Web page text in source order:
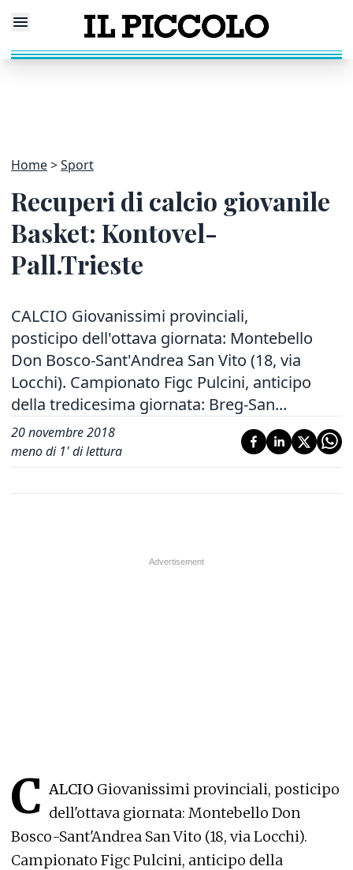
Home Sport
Recuperi di calcio giovanile
Basket: Kontovel-
Pall.Trieste
CALCIO Giovanissimi provinciali,
posticipo dell'ottava giornata: Montebello
Don Bosco-Sant'Andrea San Vito (18, via
Locchi). Campionato Figc Pulcini, anticipo
della tredicesima giornata: Breg-San...
20 novembre 2018
meno di 1' di lettura
C ALCIO Giovanissimi provinciali, posticipo
dell'ottava giornata: Montebello Don
Bosco-Sant'Andrea San Vito (18, via Locchi).
Campionato Figc Pulcini, anticipo della